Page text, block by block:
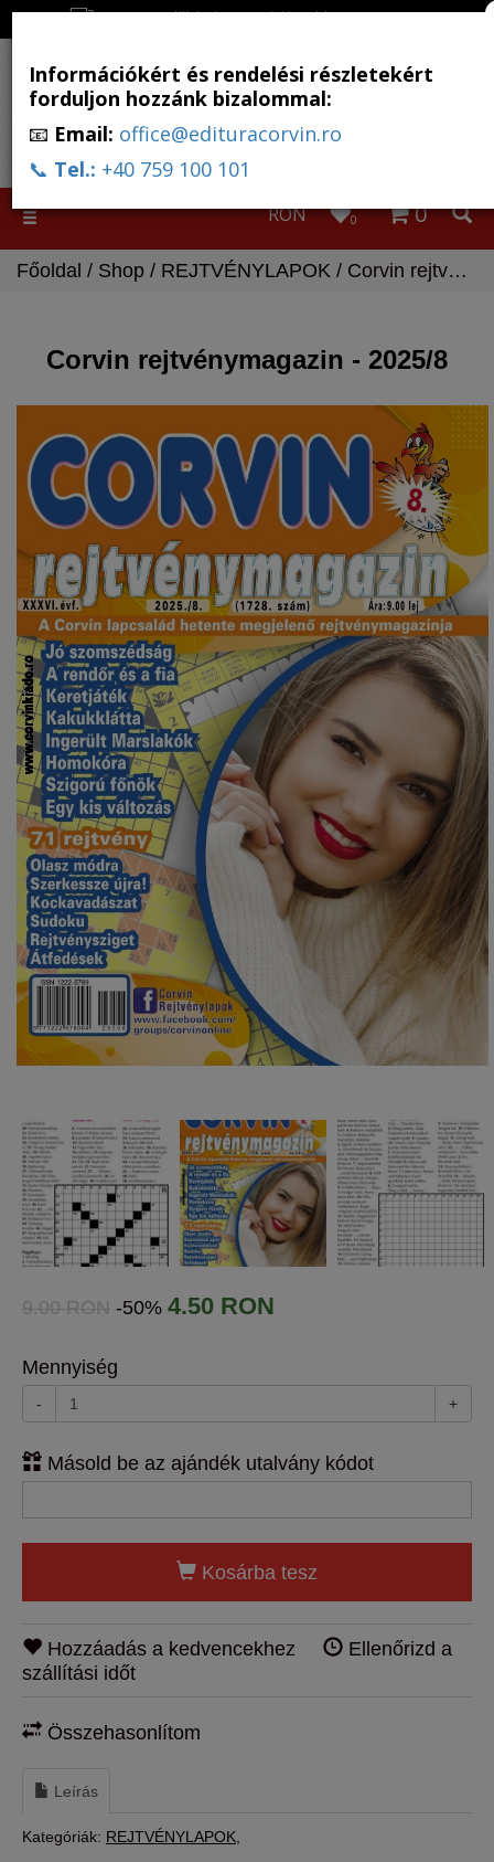
Ingyenes szállítás, ha a rendelés több, mint 500 RON
Toggle
0
0
RON
Főoldal / Shop / REJTVÉNYLAPOK / Corvin rejtvénymagazin - 2025/8
Corvin rejtvénymagazin - 2025/8
9.00 RON -50% 4.50 RON
Mennyiség
- +
Másold be az ajándék utalvány kódot
Kosárba tesz
Hozzáadás a kedvencekhez
Ellenőrizd a
szállítási időt
Összehasonlítom
Leírás
Kategóriák: REJTVÉNYLAPOK
Információkért és rendelési részletekért
forduljon hozzánk bizalommal:
📧 Email: office@edituracorvin.ro
📞 Tel.: +40 759 100 101